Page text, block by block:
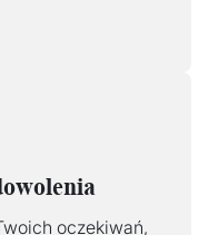
oczekiwań,